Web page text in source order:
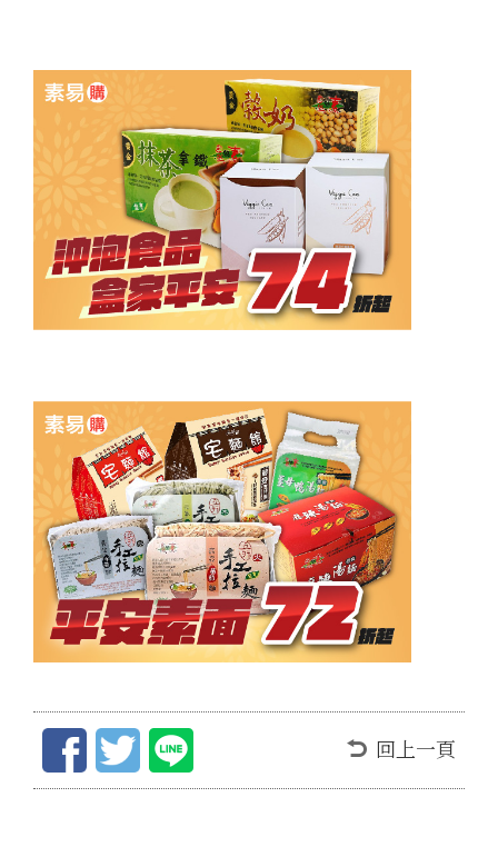
回上一頁